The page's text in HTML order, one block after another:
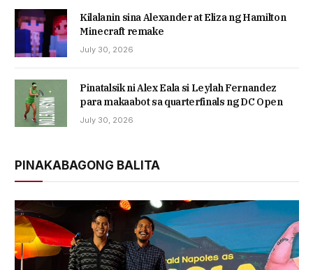
Kilalanin sina Alexander at Eliza ng Hamilton
Minecraft remake
July 30, 2026
Pinatalsik ni Alex Eala si Leylah Fernandez
para makaabot sa quarterfinals ng DC Open
July 30, 2026
PINAKABAGONG BALITA